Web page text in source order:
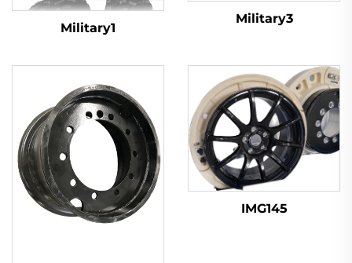
Military1
Military3
IMG145